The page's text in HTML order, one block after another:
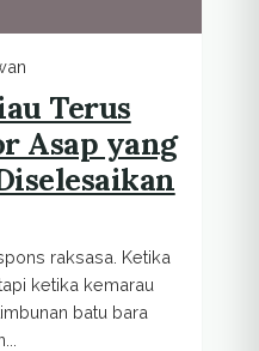
Terus
Asap yang
raksasa. Ketika
ketika kemarau
batu bara